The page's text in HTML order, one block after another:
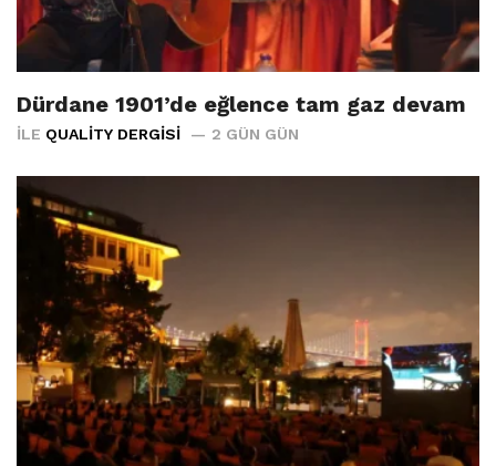
Dürdane 1901’de eğlence tam gaz devam
İLE QUALITY DERGISI 2 GÜN GÜN